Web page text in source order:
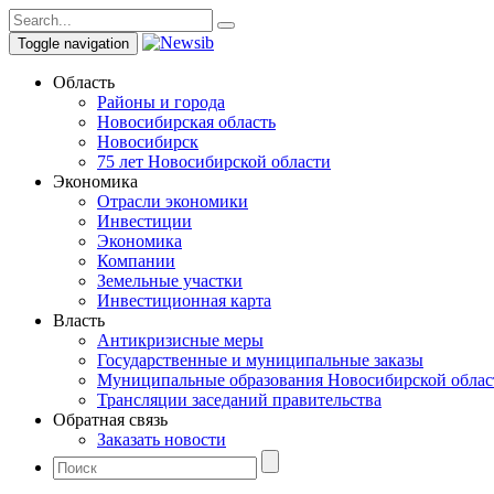
Toggle navigation
Область
Районы и города
Новосибирская область
Новосибирск
75 лет Новосибирской области
Экономика
Отрасли экономики
Инвестиции
Экономика
Компании
Земельные участки
Инвестиционная карта
Власть
Антикризисные меры
Государственные и муниципальные заказы
Муниципальные образования Новосибирской
Трансляции заседаний правительства
Обратная связь
Заказать новости